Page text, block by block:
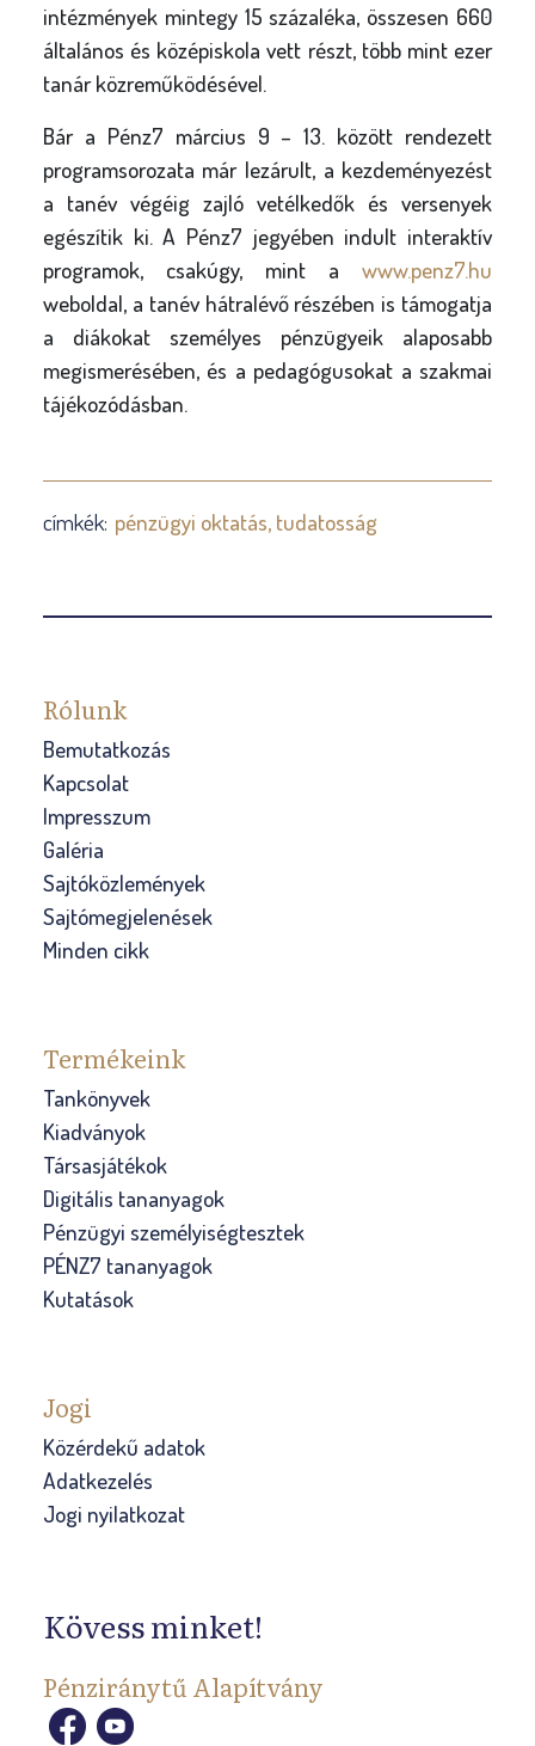
intézmények mintegy 15 százaléka, összesen 660
általános és középiskola vett részt, több mint ezer
tanár közreműködésével.
Bár a Pénz7 március 9 – 13. között rendezett
programsorozata már lezárult, a kezdeményezést
a tanév végéig zajló vetélkedők és versenyek
egészítik ki. A Pénz7 jegyében indult interaktív
programok, csakúgy, mint awww.penz7.hu
weboldal, a tanév hátralévő részében is támogatja
a diákokat személyes pénzügyeik alaposabb
megismerésében, és a pedagógusokat a szakmai
tájékozódásban.
címkék: pénzügyi oktatás tudatosság
Rólunk
Bemutatkozás
Kapcsolat
Impresszum
Galéria
Sajtóközlemények
Sajtómegjelenések
Minden cikk
Termékeink
Tankönyvek
Kiadványok
Társasjátékok
Digitális tananyagok
Pénzügyi személyiségtesztek
PÉNZ7 tananyagok
Kutatások
Jogi
Közérdekű adatok
Adatkezelés
Jogi nyilatkozat
Kövess minket!
Pénziránytű Alapítvány